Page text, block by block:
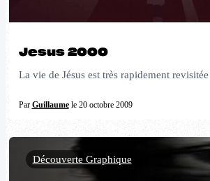
Jesus 2000
La vie de Jésus est très rapidement
Par Guillaumele 20 octobre 2009
Découverte Graphique